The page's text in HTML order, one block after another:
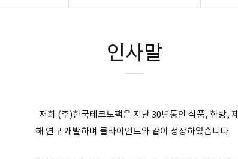
인사말
저희 (주)한국테크노팩은 지난 30년동안 식품, 한방,
해 연구 개발하며 클라이언트와 같이 성장하였습니다.